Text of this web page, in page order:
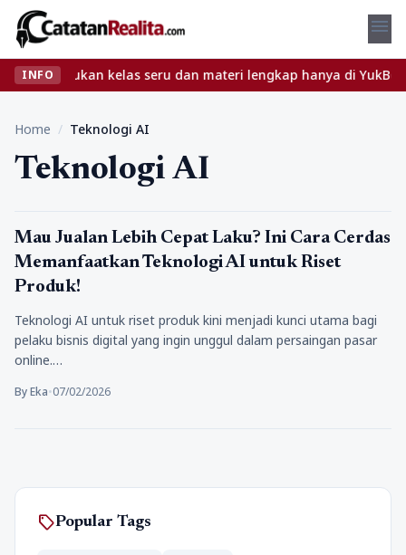
menu
INFO
Temukan kelas seru dan materi lengkap hanya di
Home / Teknologi AI
Teknologi AI
Gaya Hidup
Mau Jualan Lebih Cepat Laku? Ini Cara Cerdas
Memanfaatkan Teknologi AI untuk Riset
Produk!
Teknologi AI untuk riset produk kini menjadi kunci utama bagi
pelaku bisnis digital yang ingin unggul dalam persaingan pasar
online.…
By Eka•07/02/2026
sellPopular Tags